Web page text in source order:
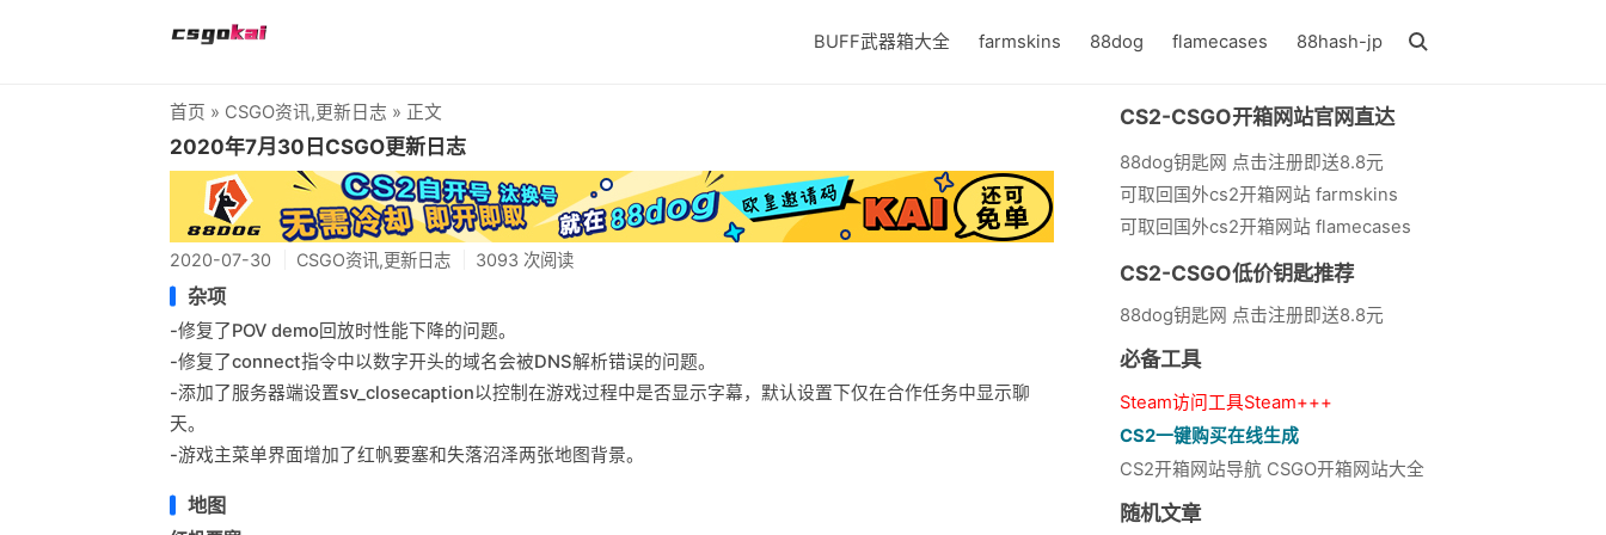
BUFF武器箱大全 farmskins 88dog flamecases 88hash-jp
首页 » CSGO资讯,更新日志 » 正文
2020年7月30日CSGO更新日志
2020-07-30 CSGO资讯,更新日志 3093 次阅读
杂项
-修复了POV demo回放时性能下降的问题。
-修复了connect指令中以数字开头的域名会被DNS解析错误的问题。
-添加了服务器端设置sv_closecaption以控制在游戏过程中是否显示字幕，默认设置下仅在合作任务中显示聊
天。
-游戏主菜单界面增加了红帆要塞和失落沼泽两张地图背景。
地图
CS2-CSGO开箱网站官网直达
88dog钥匙网 点击注册即送8.8元
可取回国外cs2开箱网站 farmskins
可取回国外cs2开箱网站 flamecases
CS2-CSGO低价钥匙推荐
88dog钥匙网 点击注册即送8.8元
必备工具
Steam访问工具Steam+++
CS2一键购买在线生成
CS2开箱网站导航 CSGO开箱网站大全
随机文章